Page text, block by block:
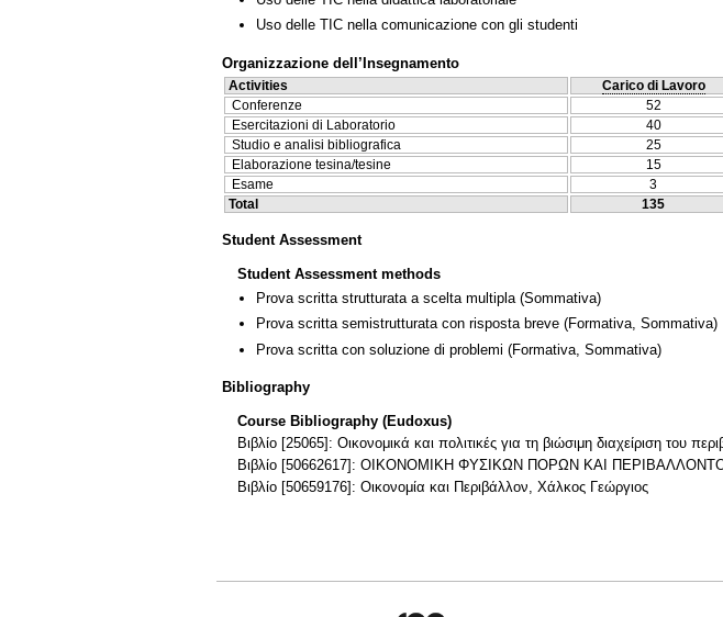
Uso delle TIC nella comunicazione con gli studenti
Organizzazione dell’Insegnamento
Activities Carico di Lavoro
Conferenze
52
Esercitazioni di Laboratorio
40
Studio e analisi bibliografica
25
Elaborazione tesina/tesine
15
Esame
3
Total
135
Student Assessment
Student Assessment methods
Prova scritta strutturata a scelta multipla(Sommativa)
Prova scritta semistrutturata con risposta breve (Formativa, Sommativa)
Prova scritta con soluzione di problemi (Formativa, Sommativa)
Bibliography
Course Bibliography (Eudoxus)
Βιβλίο [25065]: Οικονομικά και πολιτικές για τη βιώσιμη διαχείριση
Βιβλίο [50662617]: ΟΙΚΟΝΟΜΙΚΗ ΦΥΣΙΚΩΝ ΠΟΡΩΝ ΚΑΙ
Βιβλίο [50659176]: Οικονομία και Περιβάλλον, Χάλκος Γεώργιος